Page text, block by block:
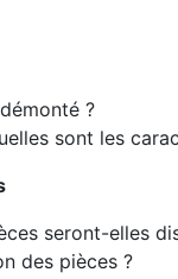
?
sont les
seront-elles
des pièces ?